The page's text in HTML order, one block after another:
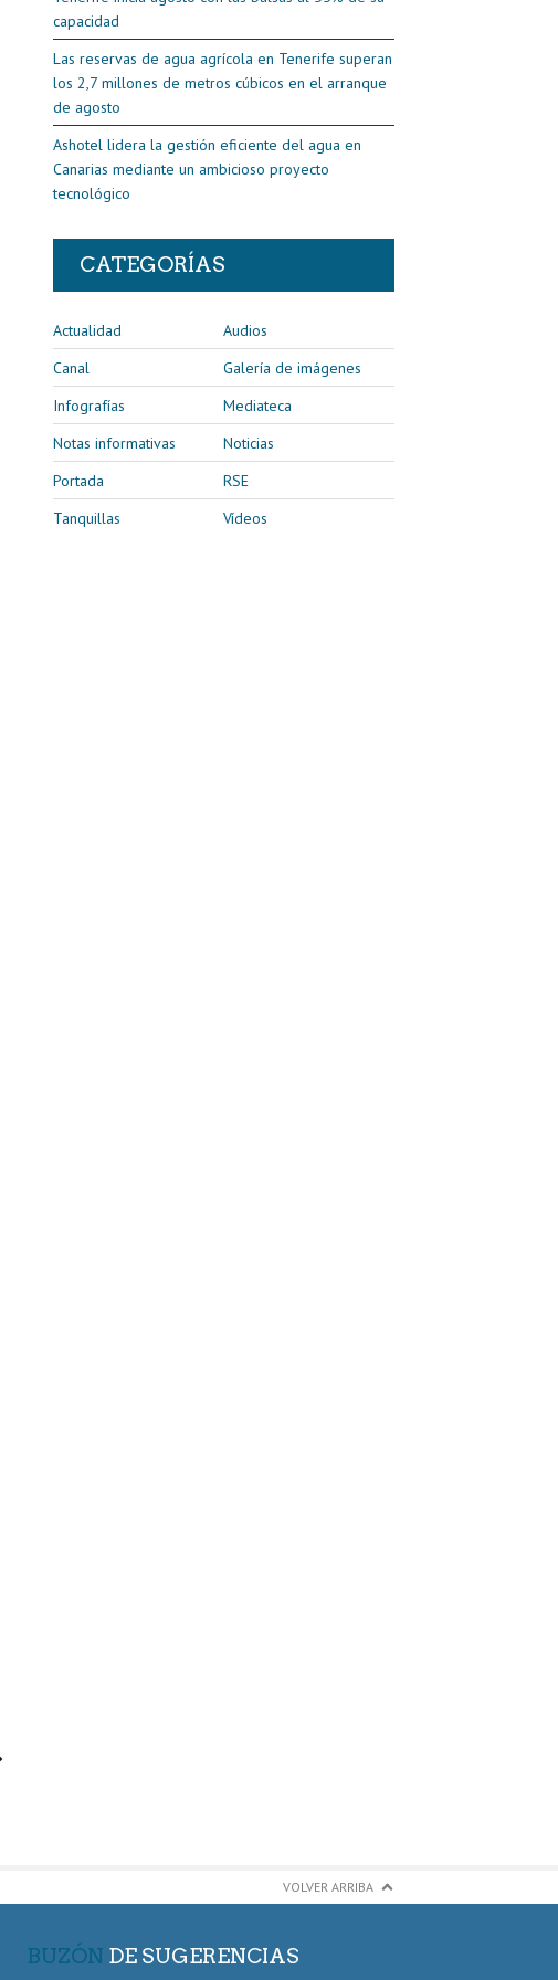
capacidad
Las reservas de agua agrícola en Tenerife superan
los 2,7 millones de metros cúbicos en el arranque
de agosto
Ashotel lidera la gestión eficiente del agua en
Canarias mediante un ambicioso proyecto
tecnológico
CATEGORÍAS
Actualidad
Audios
Canal
Galería de imágenes
Infografías
Mediateca
Notas informativas
Noticias
Portada
RSE
Tanquillas
Vídeos
VOLVER ARRIBA
BUZÓN DE SUGERENCIAS